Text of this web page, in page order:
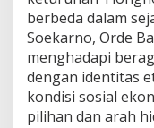
berbeda dalam
Soekarno, Orde
menghadapi
dengan identitas
kondisi sosial
pilihan dan arah